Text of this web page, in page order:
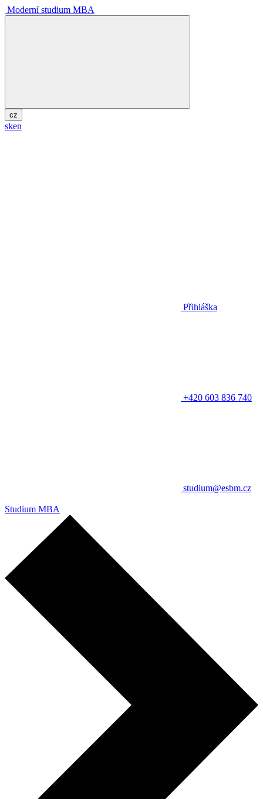
Moderní studium MBA
cz
sken
Přihláška
+420 603 836 740
studium@esbm.cz
Studium MBA